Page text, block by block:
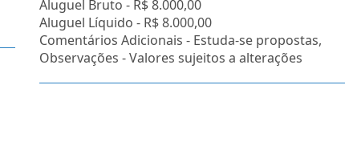
Aluguel Bruto - R$ 8.000,00
Aluguel Líquido - R$ 8.000,00
Comentários Adicionais - Estuda-se propostas,
Observações - Valores sujeitos a alterações